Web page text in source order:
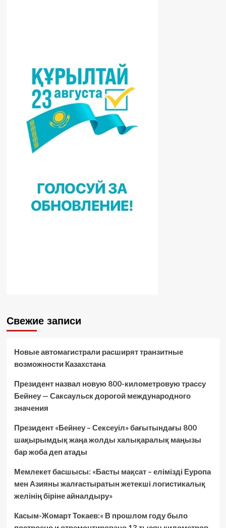
Свежие записи
Новые автомагистрали расширят транзитные
возможности Казахстана
Президент назвал новую 800-километровую трассу
Бейнеу — Саксаульск дорогой международного
значения
Президент «Бейнеу – Сексеуіл» бағытындағы 800
шақырымдық жаңа жолды халықаралық маңызы
бар жоба деп атады
Мемлекет басшысы: «Басты мақсат – елімізді Еуропа
мен Азияны жалғастыратын жетекші логистикалық
желінің біріне айналдыру»
Касым-Жомарт Токаев:« В прошлом году было